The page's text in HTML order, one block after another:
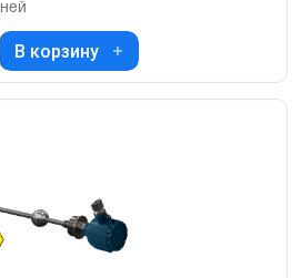
В корзину